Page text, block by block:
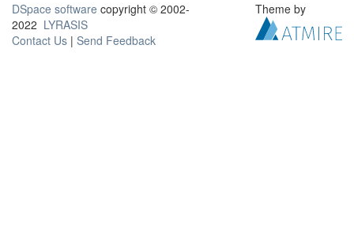
DSpace software copyright © 2002-
2022 LYRASIS
Contact Us | Send Feedback
Theme by